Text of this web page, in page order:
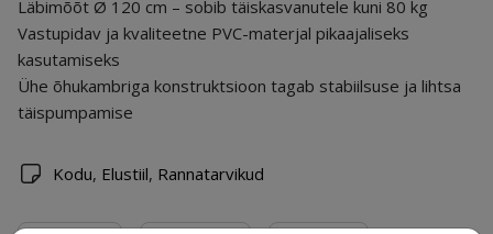
Läbimõõt Ø 120 cm – sobib täiskasvanutele kuni 80 kg
Vastupidav ja kvaliteetne PVC-materjal pikaajaliseks
kasutamiseks
Ühe õhukambriga konstruktsioon tagab stabiilsuse ja lihtsa
täispumpamise
Kodu, Elustiil, Rannatarvikud